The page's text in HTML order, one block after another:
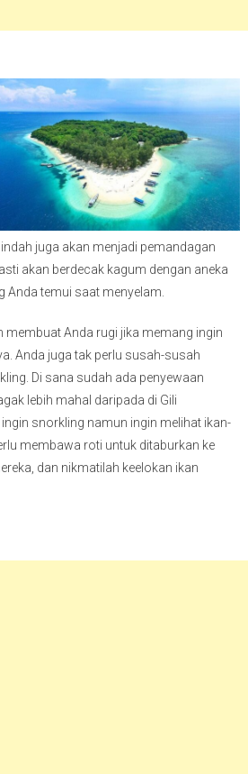
juga akan menjadi pemandagan
akan berdecak kagum dengan aneka
Anda temui saat menyelam.
membuat Anda rugi jika memang ingin
Anda juga tak perlu susah-susah
Di sana sudah ada penyewaan
lebih mahal daripada di Gili
snorkling namun ingin melihat ikan-
membawa roti untuk ditaburkan ke
dan nikmatilah keelokan ikan